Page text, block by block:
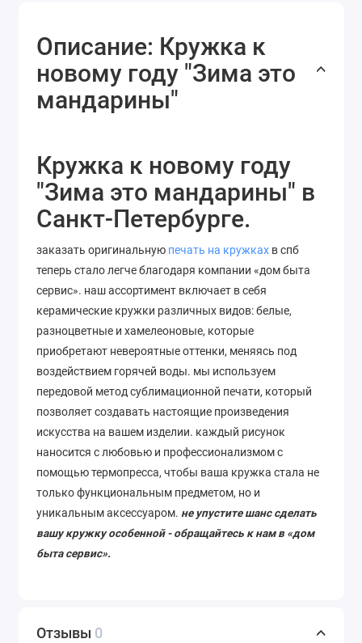
Описание: Кружка к
новому году "Зима это
мандарины"
Кружка к новому году
"Зима это мандарины" в
Санкт-Петербурге.
заказать оригинальную печать на кружках в спб
теперь стало легче благодаря компании «дом быта
сервис». наш ассортимент включает в себя
керамические кружки различных видов: белые,
разноцветные и хамелеоновые, которые
приобретают невероятные оттенки, меняясь под
воздействием горячей воды. мы используем
передовой метод сублимационной печати, который
позволяетсоздавать настоящие произведения
искусства на вашем изделии. каждый рисунок
наносится с любовью и профессионализмом с
помощью термопресса, чтобы ваша кружка стала не
только функциональным предметом, но и
уникальным аксессуаром. не упустите шанс сделать
вашу кружку особенной - обращайтесь к нам в «дом
быта сервис».
Отзывы 0